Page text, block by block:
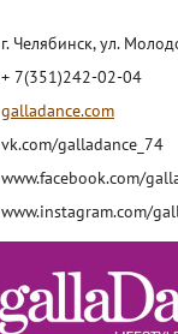
г. Челябинск, ул.
+ 7(351)242-02-04
galladance.com
vk.com/galladance_74
www.facebook.com/
www.instagram.com/